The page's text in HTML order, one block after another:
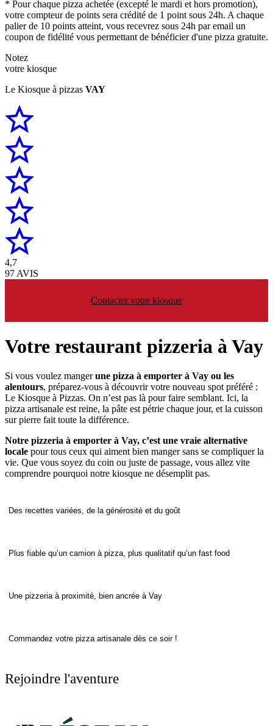
* Pour chaque pizza achetée (excepté le mardi et hors promotion),
votre compteur de points sera crédité de 1 point sous 24h. A chaque
palier de 10 points atteint, vous recevrez sous 24h par email un
coupon de fidélité vous permettant de bénéficier d'une pizza gratuite.
Notez
votre kiosque
Le Kiosque à pizzas VAY
4,7
97 AVIS
Contacter votre kiosque
Votre restaurant pizzeria à Vay
Si vous voulez mangerune pizza à emporter à Vay ou les
alentours, préparez-vous à découvrir votre nouveau spot préféré :
Le Kiosque à Pizzas. On n’est pas là pour faire semblant. Ici, la
pizza artisanale est reine, la pâte est pétrie chaque jour, et la cuisson
sur pierre fait toute la différence.
Notre pizzeria à emporter à Vay, c’est une vraie alternative
locale pour tous ceux qui aiment bien manger sans se compliquer la
vie. Que vous soyez du coin ou juste de passage, vous allez vite
comprendre pourquoi notre kiosque ne désemplit pas.
Des recettes variées, de la générosité et du goût
Plus fiable qu’un camion à pizza, plus qualitatif qu’un fast food
Une pizzeria à proximité, bien ancrée à Vay
Commandez votre pizza artisanale dès ce soir !
Rejoindre l'aventure